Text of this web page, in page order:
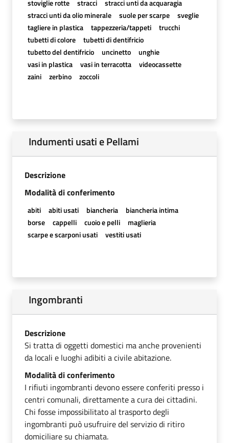
stoviglie rotte
stracci
stracci unti da acquaragia
stracci unti da olio minerale
suole per scarpe
sveglie
tagliere in plastica
tappezzeria/tappeti
trucchi
tubetti di colore
tubetti di dentifricio
tubetto del dentifricio
uncinetto
unghie
vasi in plastica
vasi in terracotta
videocassette
zaini
zerbino zoccoli
Indumenti usati e Pellami
Descrizione
Modalità di conferimento
abiti abiti usati biancheria
biancheria intima
borse
cappelli cuoio e pelli
maglieria
scarpe e scarponi usati
vestiti usati
Ingombranti
Descrizione
Si tratta di oggetti domestici ma anche provenienti
da locali e luoghi adibiti a civile abitazione.
Modalità di conferimento
I rifiuti ingombranti devono essere conferiti presso i
centri comunali, direttamente a cura dei cittadini.
Chi fosse impossibilitato al trasporto degli
ingombranti può usufruire del servizio di ritiro
domiciliare su chiamata.